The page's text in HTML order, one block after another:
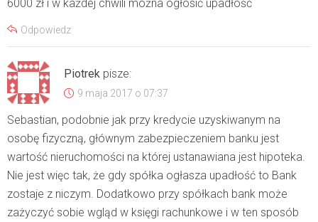
6000 zł i w każdej chwili można ogłosić upadłość
Odpowiedz
Piotrek pisze:
9 maja 2017 o 07:37
Sebastian, podobnie jak przy kredycie uzyskiwanym na
osobę fizyczną, głównym zabezpieczeniem banku jest
wartość nieruchomości na której ustanawiana jest hipoteka.
Nie jest więc tak, że gdy spółka ogłasza upadłość to Bank
zostaje z niczym. Dodatkowo przy spółkach bank może
zażyczyć sobie wgląd w księgi rachunkowe i w ten sposób